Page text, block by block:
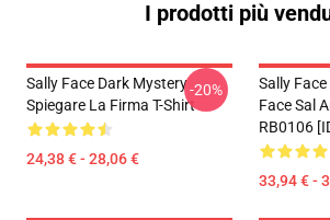
I prodotti più
Sally Face Dark Mystery
Spiegare La Firma T-Shirt
24,38 € - 28,06 €
-20%
Sally
Face Sal
RB0106
33,94 € -